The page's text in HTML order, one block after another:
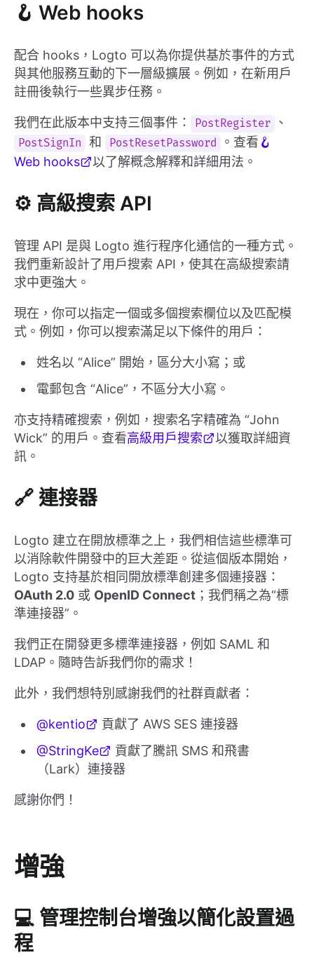
🪝 Web hooks
配合 hooks，Logto 可以為你提供基於事件的方式
與其他服務互動的下一層級擴展。例如，在新用戶
註冊後執行一些異步任務。
我們在此版本中支持三個事件： PostRegister 、
PostSignIn 和 PostResetPassword 。查看 🪝
Web hooks
以了解概念解釋和詳細用法。
⚙️ 高級搜索 API
管理 API 是與 Logto 進行程序化通信的一種方式。
我們重新設計了用戶搜索 API，使其在高級搜索請
求中更強大。
現在，你可以指定一個或多個搜索欄位以及匹配模
式。例如，你可以搜索滿足以下條件的用戶：
姓名以 “Alice” 開始，區分大小寫；或
電郵包含 “Alice”，不區分大小寫。
亦支持精確搜索，例如，搜索名字精確為 “John
Wick” 的用戶。查看高級用戶搜索
以獲取詳細資
訊。
🔗 連接器
Logto 建立在開放標準之上，我們相信這些標準可
以消除軟件開發中的巨大差距。從這個版本開始，
Logto 支持基於相同開放標準創建多個連接器：
OAuth 2.0 或 OpenID Connect ；我們稱之為“標
準連接器”。
我們正在開發更多標準連接器，例如 SAML 和
LDAP。隨時告訴我們你的需求！
此外，我們想特別感謝我們的社群貢獻者：
@kentio
貢獻了 AWS SES 連接器
@StringKe
貢獻了騰訊 SMS 和飛書
（Lark）連接器
感謝你們！
增強
💻 管理控制台增強以簡化設置過
程